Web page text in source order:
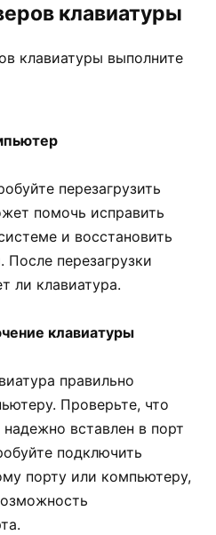
клавиатуры
клавиатуры выполните
перезагрузить
помочь исправить
и восстановить
После перезагрузки
ли клавиатура.
клавиатуры
правильно
Проверьте, что
вставлен в порт
подключить
порту или компьютеру,